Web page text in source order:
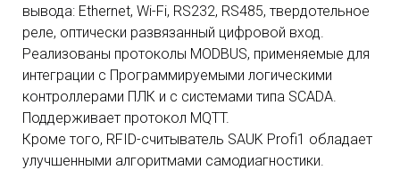
вывода: Ethernet, Wi-Fi, RS232, RS485, твердотельное
реле, оптически развязанный цифровой вход.
Реализованы протоколы MODBUS, применяемые для
интеграции с Программируемыми логическими
контроллерами ПЛК и с системами типа SCADA.
Поддерживает протокол MQTT.
Кроме того, RFID-считыватель SAUK Profi1 обладает
улучшенными алгоритмами самодиагностики.